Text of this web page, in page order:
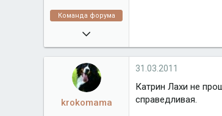
Команда форума
16.02.2008
38 918
Город
krokomama
31.03.2011
Катрин Лахи не
справедливая.